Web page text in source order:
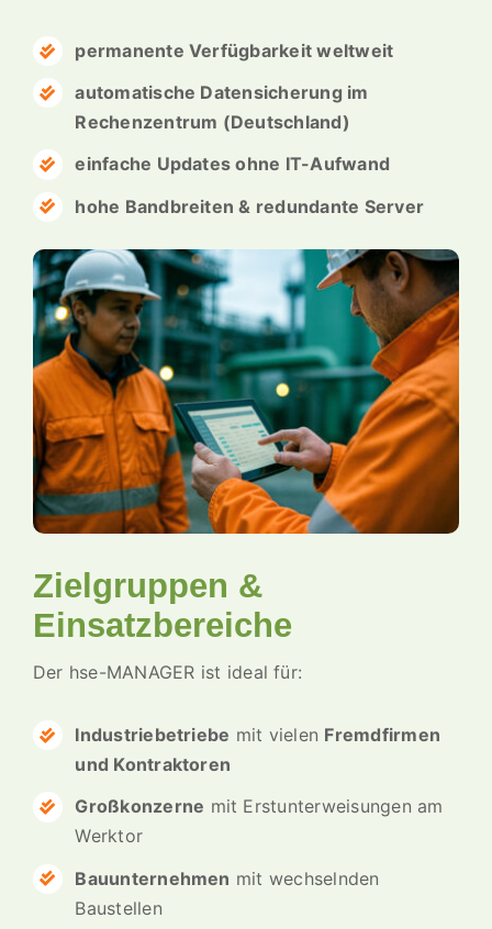
permanente Verfügbarkeit weltweit
automatische Datensicherung im
Rechenzentrum (Deutschland)
einfache Updates ohne IT-Aufwand
hohe Bandbreiten & redundante Server
Zielgruppen &
Einsatzbereiche
Der hse-MANAGER ist ideal für:
Industriebetriebe mit vielen Fremdfirmen
und Kontraktoren
Großkonzerne mit Erstunterweisungen am
Werktor
Bauunternehmen mit wechselnden
Baustellen